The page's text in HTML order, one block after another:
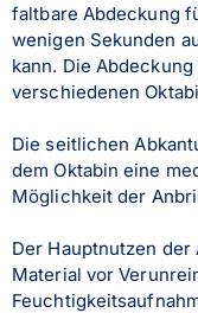
faltbare Abdeckung
wenigen Sekunden
kann. Die
verschiedenen
Die seitlichen
dem Oktabin eine
Möglichkeit der
Der Hauptnutzen
Material vor